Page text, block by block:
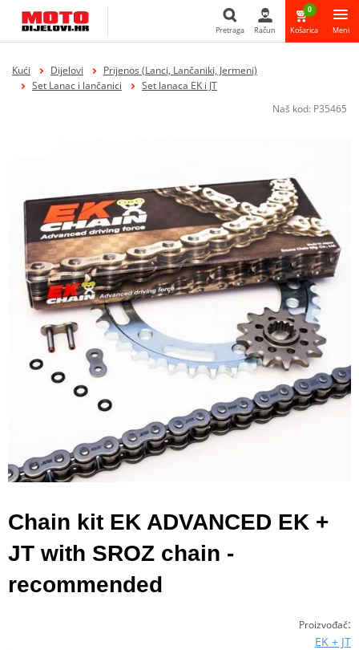
Pretraga Račun
0
Košarica Meni
Kući Dijelovi
Prijenos (Lanci, Lančaniki, Jermeni)
Set Lanac i lančanici
Set lanaca EK i JT
Naš kod: P35465
Chain kit EK ADVANCED EK +
JT with SROZ chain -
recommended
Proizvođač:
EK + JT